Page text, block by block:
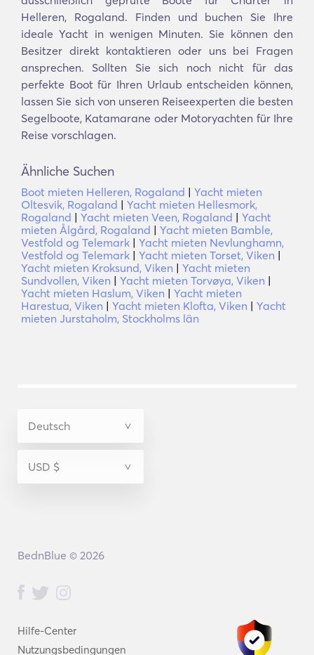
Helleren, Rogaland. Finden und buchen Sie Ihre
ideale Yacht in wenigen Minuten. Sie können den
Besitzer direkt kontaktieren oder uns bei Fragen
ansprechen. Sollten Sie sich noch nicht für das
perfekte Boot für Ihren Urlaub entscheiden können,
lassen Sie sich von unseren Reiseexperten die besten
Segelboote, Katamarane oder Motoryachten für Ihre
Reise vorschlagen.
Ähnliche Suchen
Boot mieten Helleren, Rogaland | Yacht mieten
Oltesvik, Rogaland | Yacht mieten Hellesmork,
Rogaland | Yacht mieten Veen, Rogaland | Yacht
mieten Ålgård, Rogaland | Yacht mieten Bamble,
Vestfold og Telemark | Yacht mieten Nevlunghamn,
Vestfold og Telemark | Yacht mieten Torset, Viken |
Yacht mieten Kroksund, Viken | Yacht mieten
Sundvollen, Viken | Yacht mieten Torvøya, Viken |
Yacht mieten Haslum, Viken | Yacht mieten
Harestua, Viken | Yacht mieten Klofta, Viken | Yacht
mieten Jurstaholm, Stockholms län
Hilfe-Center
Nutzungsbedingungen
BednBlue © 2026